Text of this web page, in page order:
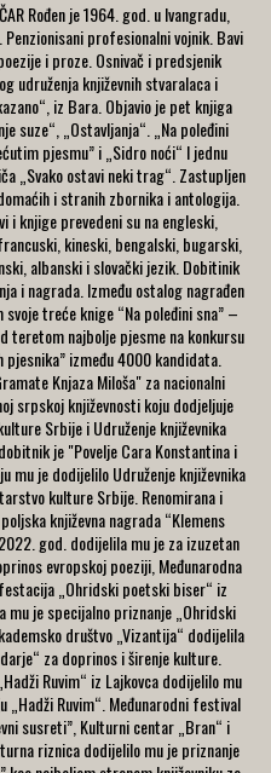
Rođen je 1964. god. u Ivangradu,
Penzionisani profesionalni vojnik. Bavi
i proze. Osnivač i predsjenik
udruženja književnih stvaralaca i
iz Bara. Objavio je pet knjiga
suze“, „Ostavljanja“. „Na poleđini
pjesmu” i „Sidro noći“ I jednu
„Svako ostavi neki trag“. Zastupljen
i stranih zbornika i antologija.
i knjige prevedeni su na engleski,
kineski, bengalski, bugarski,
albanski i slovački jezik. Dobitinik
i nagrada. Između ostalog nagrađen
svoje treće knige “Na poleđini sna” –
teretom najbolje pjesme na konkursu
pjesnika” između 4000 kandidata.
Knjaza Miloša" za nacionalni
srpskoj književnosti koju dodjeljuje
Srbije i Udruženje književnika
je "Povelje Cara Konstantina i
mu je dodijelilo Udruženje književnika
kulture Srbije. Renomirana i
književna nagrada “Klemens
god. dodijelila mu je za izuzetan
evropskoj poeziji, Međunarodna
„Ohridski poetski biser“ iz
mu je specijalno priznanje „Ohridski
društvo „Vizantija“ dodijelila
za doprinos i širenje kulture.
Ruvim“ iz Lajkovca dodijelilo mu
„Hadži Ruvim“. Međunarodni festival
susreti”, Kulturni centar „Bran“ i
riznica dodijelilo mu je priznanje